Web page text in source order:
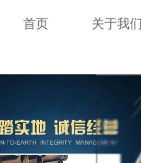
首页 关于我